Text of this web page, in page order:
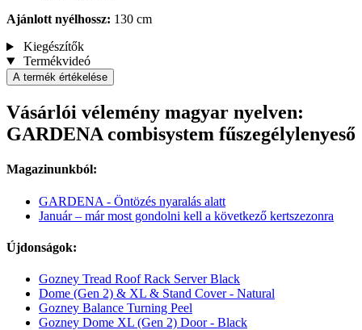
Ajánlott nyélhossz: 130 cm
Kiegészítők
Termékvideó
A termék értékelése
Vásárlói vélemény magyar nyelven:
GARDENA combisystem fűszegélylenyeső
Magazinunkból:
GARDENA - Öntözés nyaralás alatt
Január – már most gondolni kell a következő kertszezonra
Újdonságok:
Gozney Tread Roof Rack Server Black
Dome (Gen 2) & XL & Stand Cover - Natural
Gozney Balance Turning Peel
Gozney Dome XL (Gen 2) Door - Black